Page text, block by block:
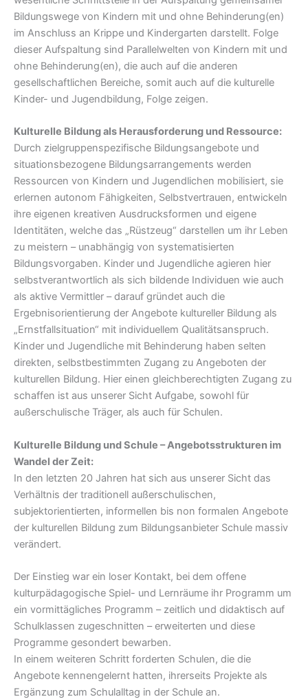
Bildungswege von Kindern mit und ohne Behinderung(en)
im Anschluss an Krippe und Kindergarten darstellt. Folge
dieser Aufspaltung sind Parallelwelten von Kindern mit und
ohne Behinderung(en), die auch auf die anderen
gesellschaftlichen Bereiche, somit auch auf die kulturelle
Kinder- und Jugendbildung, Folge zeigen.
Kulturelle Bildung als Herausforderung und Ressource:
Durch zielgruppenspezifische Bildungsangebote und
situationsbezogene Bildungsarrangements werden
Ressourcen von Kindern und Jugendlichen mobilisiert, sie
erlernen autonom Fähigkeiten, Selbstvertrauen, entwickeln
ihre eigenen kreativen Ausdrucksformen und eigene
Identitäten, welche das „Rüstzeug“ darstellen um ihr Leben
zu meistern – unabhängig von systematisierten
Bildungsvorgaben. Kinder und Jugendliche agieren hier
selbstverantwortlich als sich bildende Individuen wie auch
als aktive Vermittler – darauf gründet auch die
Ergebnisorientierung der Angebote kultureller Bildung als
„Ernstfallsituation“ mit individuellem Qualitätsanspruch.
Kinder und Jugendliche mit Behinderung haben selten
direkten, selbstbestimmten Zugang zu Angeboten der
kulturellen Bildung. Hier einen gleichberechtigten Zugang zu
schaffen ist aus unserer Sicht Aufgabe, sowohl für
außerschulische Träger, als auch für Schulen.
Kulturelle Bildung und Schule – Angebotsstrukturen im
Wandel der Zeit:
In den letzten 20 Jahren hat sich aus unserer Sicht das
Verhältnis der traditionell außerschulischen,
subjektorientierten, informellen bis non formalen Angebote
der kulturellen Bildung zum Bildungsanbieter Schule massiv
verändert.
Der Einstieg war ein loser Kontakt, bei dem offene
kulturpädagogische Spiel- und Lernräume ihr Programm um
ein vormittägliches Programm – zeitlich und didaktisch auf
Schulklassen zugeschnitten – erweiterten und diese
Programme gesondert bewarben.
In einem weiteren Schritt forderten Schulen, die die
Angebote kennengelernt hatten, ihrerseits Projekte als
Ergänzung zum Schulalltag in der Schule an.